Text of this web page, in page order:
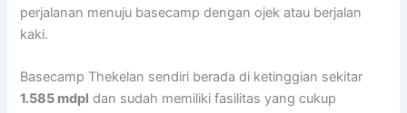
perjalanan menuju basecamp dengan ojek atau berjalan
kaki.
Basecamp Thekelan sendiri berada di ketinggian sekitar
1.585 mdpl dan sudah memiliki fasilitas yang cukup